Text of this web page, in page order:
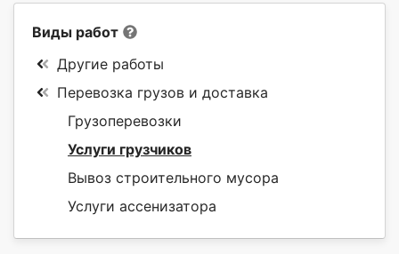
Виды работ
Другие работы
Перевозка грузов и доставка
Грузоперевозки
Услуги грузчиков
Вывоз строительного мусора
Услуги ассенизатора